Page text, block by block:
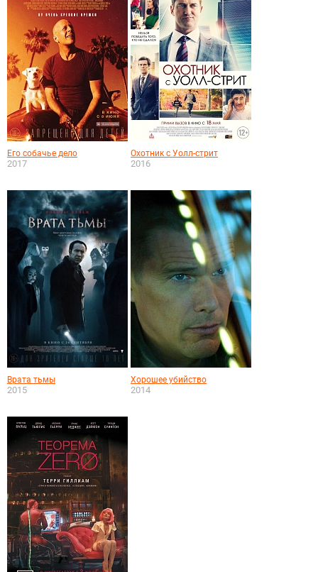
Его собачье дело
2017
Охотник с Уолл-стрит
2016
Врата тьмы
2015
Хорошее убийство
2014